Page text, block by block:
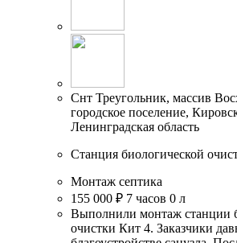
Снт Треугольник, массив
городское поселение,
Ленинградская область
Станция биологической
Монтаж септика
155 000 ₽ 7 часов 0 л
Выполнили монтаж станции
очистки Кит 4. Заказчики